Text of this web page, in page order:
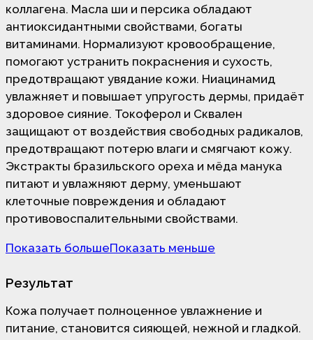
коллагена. Масла ши и персика обладают
антиоксидантными свойствами, богаты
витаминами. Нормализуют кровообращение,
помогают устранить покраснения и сухость,
предотвращают увядание кожи. Ниацинамид
увлажняет и повышает упругость дермы, придаёт
здоровое сияние. Токоферол и Сквален
защищают от воздействия свободных радикалов,
предотвращают потерю влаги и смягчают кожу.
Экстракты бразильского ореха и мёда манука
питают и увлажняют дерму, уменьшают
клеточные повреждения и обладают
противовоспалительными свойствами.
Показать большеПоказать меньше
Результат
Кожа получает полноценное увлажнение и
питание, становится сияющей, нежной и гладкой.